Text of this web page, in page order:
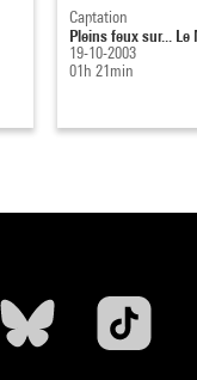
Captation
Pleins feux sur...
19-10-2003
01h 21min